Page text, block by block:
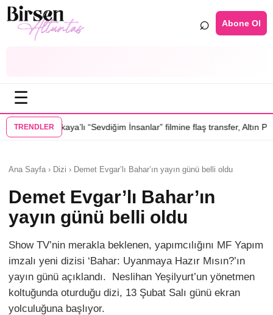
⌕ Abone Ol
☰
TRENDLER
“Sevdiğim İnsanlar” filmine flaş transfer, Altın Palmiye’li Vlad Ivanov
Ana Sayfa › Dizi › Demet Evgar’lı Bahar’ın yayın günü belli oldu
Demet Evgar’lı Bahar’ın
yayın günü belli oldu
Show TV’nin merakla beklenen, yapımcılığını MF Yapım
imzalı yeni dizisi ‘Bahar: Uyanmaya Hazır Mısın?’ın
yayın günü açıklandı. Neslihan Yeşilyurt’un yönetmen
koltuğunda oturduğu dizi, 13 Şubat Salı günü ekran
yolculuğuna başlıyor.